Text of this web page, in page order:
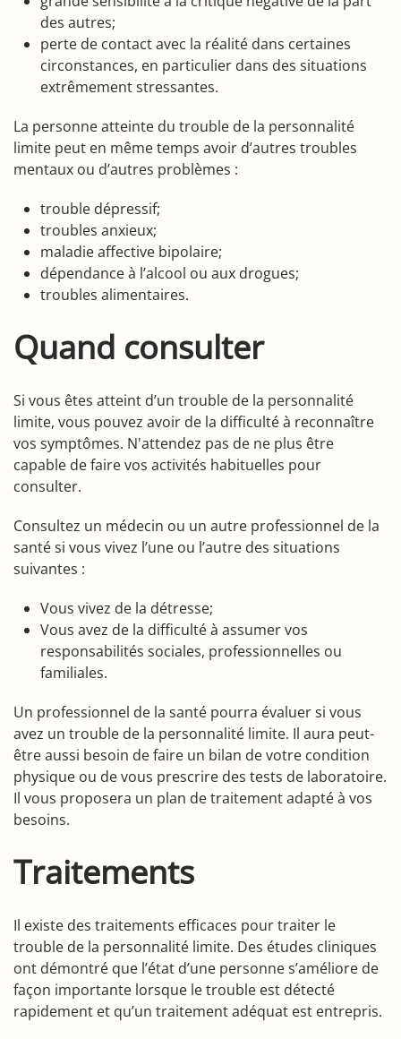
des autres;
perte de contact avec la réalité dans certaines
circonstances, en particulier dans des situations
extrêmement stressantes.
La personne atteinte du trouble de la personnalité
limite peut en même temps avoir d’autres troubles
mentaux ou d’autres problèmes :
trouble dépressif;
troubles anxieux;
maladie affective bipolaire;
dépendance à l’alcool ou aux drogues;
troubles alimentaires.
Quand consulter
Si vous êtes atteint d’un trouble de la personnalité
limite, vous pouvez avoir de la difficulté à reconnaître
vos symptômes. N'attendez pas de ne plus être
capable de faire vos activités habituelles pour
consulter.
Consultez un médecin ou un autre professionnel de la
santé si vous vivez l’une ou l’autre des situations
suivantes :
Vous vivez de la détresse;
Vous avez de la difficulté à assumer vos
responsabilités sociales, professionnelles ou
familiales.
Un professionnel de la santé pourra évaluer si vous
avez un trouble de la personnalité limite. Il aura peut-
être aussi besoin de faire un bilan de votre condition
physique ou de vous prescrire des tests de laboratoire.
Il vous proposera un plan de traitement adapté à vos
besoins.
Traitements
Il existe des traitements efficaces pour traiter le
trouble de la personnalité limite. Des études cliniques
ont démontré que l’état d’une personne s’améliore de
façon importante lorsque le trouble est détecté
rapidement et qu’un traitement adéquat est entrepris.